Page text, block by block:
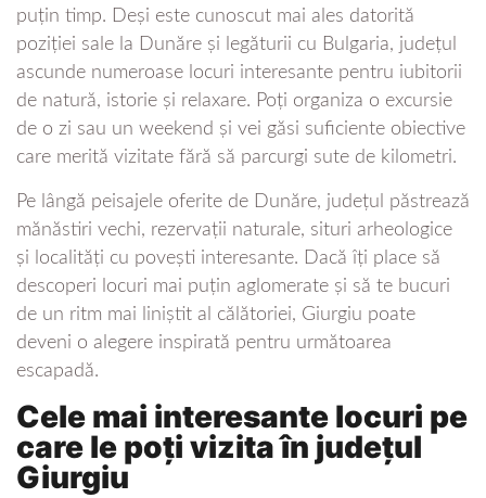
puțin timp. Deși este cunoscut mai ales datorită
poziției sale la Dunăre și legăturii cu Bulgaria, județul
ascunde numeroase locuri interesante pentru iubitorii
de natură, istorie și relaxare. Poți organiza o excursie
de o zi sau un weekend și vei găsi suficiente obiective
care merită vizitate fără să parcurgi sute de kilometri.
Pe lângă peisajele oferite de Dunăre, județul păstrează
mănăstiri vechi, rezervații naturale, situri arheologice
și localități cu povești interesante. Dacă îți place să
descoperi locuri mai puțin aglomerate și să te bucuri
de un ritm mai liniștit al călătoriei, Giurgiu poate
deveni o alegere inspirată pentru următoarea
escapadă.
Cele mai interesante locuri pe
care le poți vizita în județul
Giurgiu